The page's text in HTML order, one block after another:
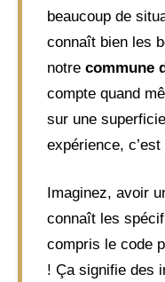
beaucoup de
connaît bien les
notre commune
compte quand
sur une
expérience,
Imaginez, avoir
connaît les
compris le code
! Ça signifie des